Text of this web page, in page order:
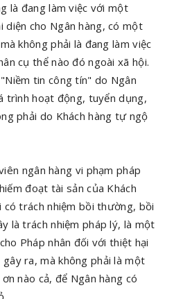
là đang làm việc với một
diện cho Ngân hàng, có một
không phải là đang làm việc
cụ thể nào đó ngoài xã hội.
tin công tín" do Ngân
trình hoạt động, tuyển dụng,
phải do Khách hàng tự ngộ
ngân hàng vi phạm pháp
đoạt tài sản của Khách
có trách nhiệm bồi thường, bồi
là trách nhiệm pháp lý, là một
Pháp nhân đối với thiệt hại
ra, mà không phải là một
nào cả, để Ngân hàng có